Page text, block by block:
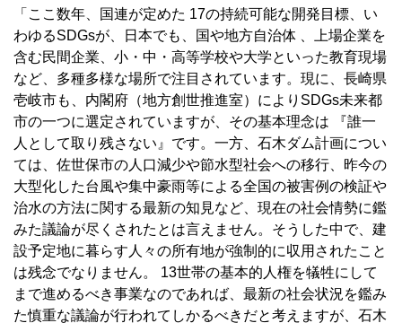
「ここ数年、国連が定めた 17の持続可能な開発目標、い
わゆるSDGsが、日本でも、国や地方自治体 、上場企業を
含む民間企業、小・中・高等学校や大学といった教育現場
など、多種多様な場所で注目されています。現に、長崎県
壱岐市も、内閣府（地方創世推進室）によりSDGs未来都
市の一つに選定されていますが、その基本理念は 『誰一
人として取り残さない』です。一方、石木ダム計画につい
ては、佐世保市の人口減少や節水型社会への移行、昨今の
大型化した台風や集中豪雨等による全国の被害例の検証や
治水の方法に関する最新の知見など、現在の社会情勢に鑑
みた議論が尽くされたとは言えません。そうした中で、建
設予定地に暮らす人々の所有地が強制的に収用されたこと
は残念でなりません。 13世帯の基本的人権を犠牲にして
まで進めるべき事業なのであれば、最新の社会状況を鑑み
た慎重な議論が行われてしかるべきだと考えますが、石木